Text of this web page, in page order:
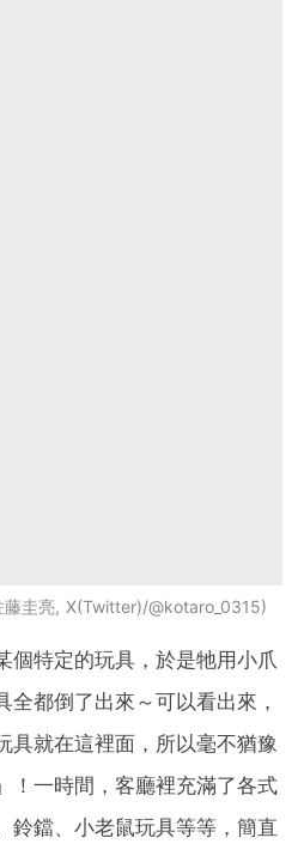
圭亮, X(Twitter)/@kotaro_0315
個特定的玩具，於是牠用小爪
全都倒了出來～可以看出來，
具就在這裡面，所以毫不猶豫
！一時間，客廳裡充滿了各式
鈴鐺、小老鼠玩具等等，簡直